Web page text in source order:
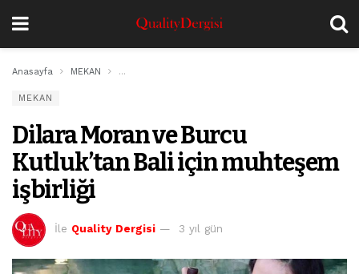
Anasayfa MEKAN Dilara Moran ve Burcu Kutluk’tan Bali için
MEKAN
Dilara Moran ve Burcu
Kutluk’tan Bali için muhteşem
işbirliği
İle Quality Dergisi 3 yıl gün